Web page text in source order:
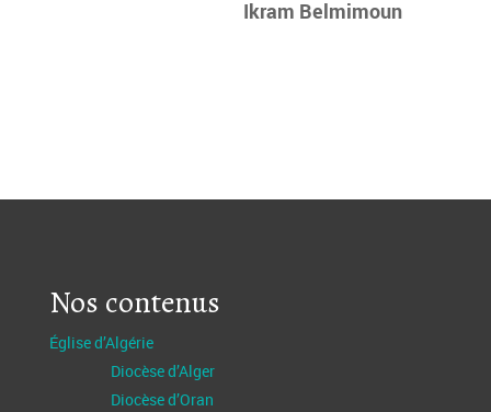
Ikram Belmimoun
Nos contenus
Église d’Algérie
Diocèse d’Alger
Diocèse d’Oran